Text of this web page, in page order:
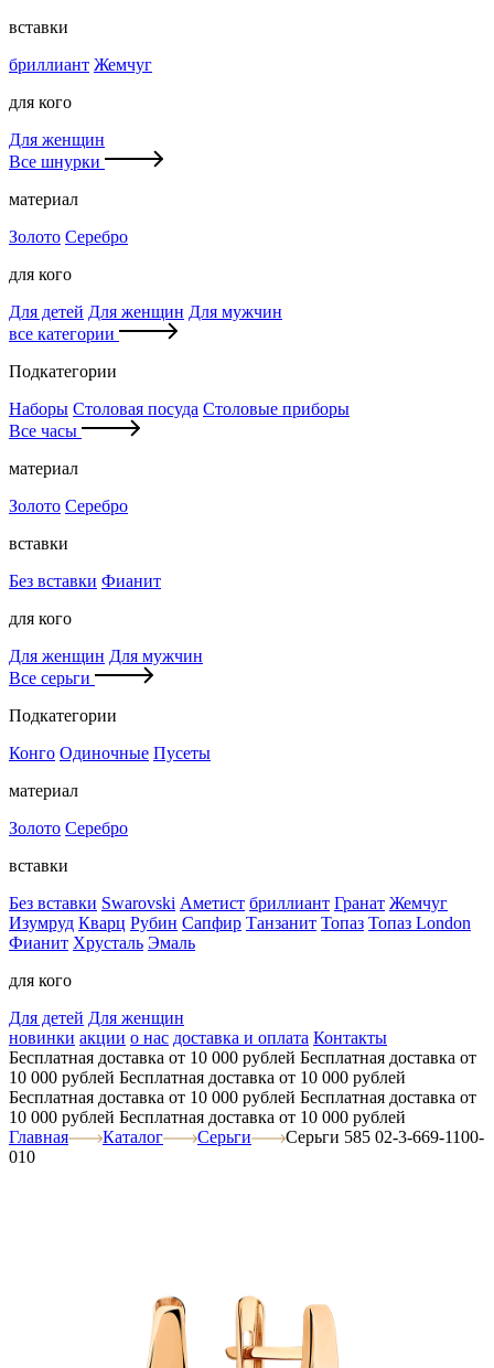
вставки
бриллиант Жемчуг
для кого
Для женщин
Все шнурки
материал
Золото Серебро
для кого
Для детей Для женщин Для мужчин
все категории
Подкатегории
Наборы Столовая посуда Столовые приборы
Все часы
материал
Золото Серебро
вставки
Без вставки Фианит
для кого
Для женщин Для мужчин
Все серьги
Подкатегории
Конго Одиночные Пусеты
материал
Золото Серебро
вставки
Без вставки Swarovski Аметист бриллиант Гранат Жемчуг
Изумруд Кварц Рубин Сапфир Танзанит Топаз Топаз London
Фианит Хрусталь Эмаль
для кого
Для детей Для женщин
новинки акции о нас доставка и оплата Контакты
Бесплатная доставка от 10 000 рублей Бесплатная доставка от
10 000 рублей Бесплатная доставка от 10 000 рублей
Бесплатная доставка от 10 000 рублей Бесплатная доставка от
10 000 рублей Бесплатная доставка от 10 000 рублей
Главная
Каталог Серьги
Серьги 585 02-3-669-1100-
010